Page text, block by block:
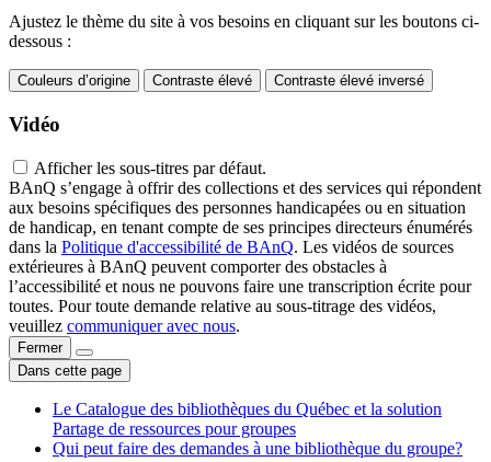
Ajustez le thème du site à vos besoins en cliquant sur les boutons ci-
dessous :
Couleurs d’origine Contraste élevé Contraste élevé inversé
Vidéo
Afficher les sous-titres par défaut.
BAnQ s’engage à offrir des collections et des services qui répondent
aux besoins spécifiques des personnes handicapées ou en situation
de handicap, en tenant compte de ses principes directeurs énumérés
dans la Politique d'accessibilité de BAnQ. Les vidéos de sources
extérieures à BAnQ peuvent comporter des obstacles à
l’accessibilité et nous ne pouvons faire une transcription écrite pour
toutes. Pour toute demande relative au sous-titrage des vidéos,
veuillez communiquer avec nous.
Fermer
Dans cette page
Le Catalogue des bibliothèques du Québec et la solution
Partage de ressources pour groupes
Qui peut faire des demandes à une bibliothèque du groupe?